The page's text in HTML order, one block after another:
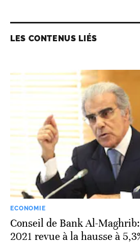
LES CONTENUS LIÉS
ECONOMIE
Conseil de Bank Al-
2021 revue à la hausse à